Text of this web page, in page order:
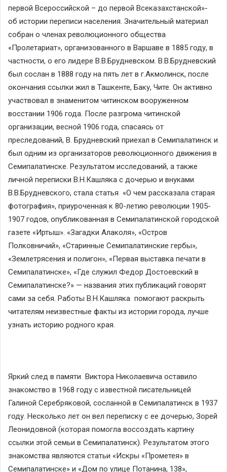
первой Всероссийской – до первой Всеказахстанской»-
об истории переписи населения. Значительный материал
собран о членах революционного общества
«Пролетариат», организованного в Варшаве в 1885 году, в
частности, о его лидере В.В.Брудневском. В.В.Брудневский
был сослан в 1888 году на пять лет в г.Акмолинск, после
окончания ссылки жил в Ташкенте, Баку, Чите. Он активно
участвовал в знаменитом читинском вооруженном
восстании 1906 года. После разгрома читинской
организации, весной 1906 года, спасаясь от
преследований, В. Брудневский приехал в Семипалатинск и
был одним из организаторов революционного движения в
Семипалатинске. Результатом исследований, а также
личной переписки В.Н.Кашляка с дочерью и внуками
В.В.Брудневского, стала статья «О чем рассказала старая
фотография», приуроченная к 80-летию революции 1905-
1907 годов, опубликованная в Семипалатинской городской
газете «Иртыш». «Загадки Алаколя», «Остров
Полковничий», «Старинные Семипалатинские гербы»,
«Землетрясения и полигон», «Первая выставка печати в
Семипалатинске», «Где служил Федор Достоевский в
Семипалатинске?» — названия этих публикаций говорят
сами за себя. Работы В.Н.Кашляка помогают раскрыть
читателям неизвестные факты из истории города, лучше
узнать историю родного края.
Яркий след в памяти Виктора Николаевича оставило
знакомство в 1968 году с известной писательницей
Галиной Серебряковой, сосланной в Семипалатинск в 1937
году. Несколько лет он вел переписку с ее дочерью, Зорей
Леонидовной (которая помогла воссоздать картину
ссылки этой семьи в Семипалатинск). Результатом этого
знакомства являются статьи «Искры «Прометея» в
Семипалатинске» и «Дом по улице Потанина, 138»,